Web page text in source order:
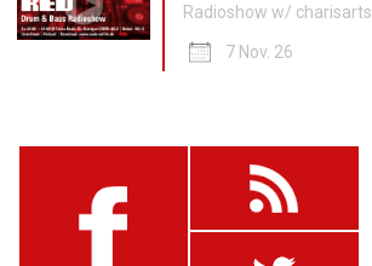
Radioshow w/ charisarts
7 Nov. 26